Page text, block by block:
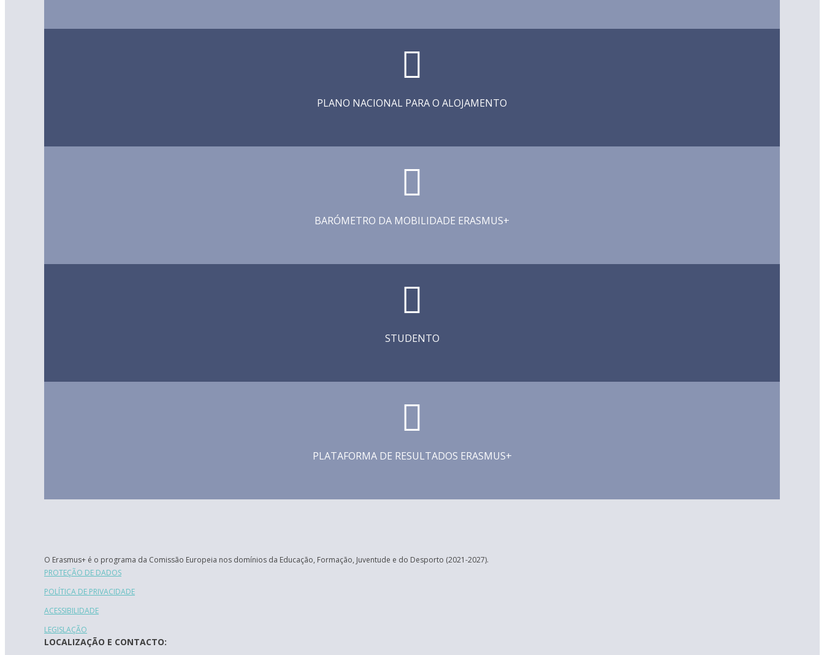
PLANO NACIONAL PARA O ALOJAMENTO
BARÓMETRO DA MOBILIDADE ERASMUS+
STUDENTO
PLATAFORMA DE RESULTADOS ERASMUS+
O Erasmus+ é o programa da Comissão Europeia nos domínios da Educação, Formação, Juventude e do Desporto (2021-2027).
PROTEÇÃO DE DADOS
POLÍTICA DE PRIVACIDADE
ACESSIBILIDADE
LEGISLAÇÃO
LOCALIZAÇÃO E CONTACTO: